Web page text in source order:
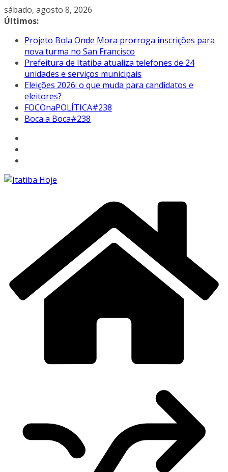
Pular
para
conteúdo
sábado, agosto 8, 2026
Últimos:
Projeto Bola Onde Mora prorroga inscrições para
nova turma no San Francisco
Prefeitura de Itatiba atualiza telefones de 24
unidades e serviços municipais
Eleições 2026: o que muda para candidatos e
eleitores?
FOCOnaPOLÍTICA#238
Boca a Boca#238